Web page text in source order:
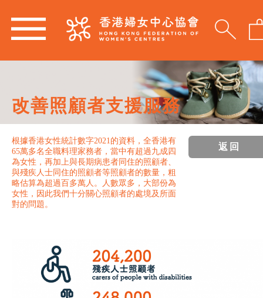
改善照顧者支援服務
根據香港女性統計數字2021的資料，全香港有
65萬多名全職料理家務者，當中有超過九成四
為女性，再加上與長期病患者同住的照顧者、
與殘疾人士同住的照顧者等照顧者的數量，粗
略估算為超過百多萬人。人數眾多，大部份為
女性，因此我們十分關心照顧者的處境及所面
對的問題。
返回